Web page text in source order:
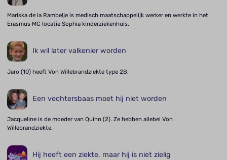
Mariska de la Rambelje is medisch maatschappelijk werker en werkte in het
Erasmus MC locatie Sophia kinderziekenhuis.
Ik wil later valkenier worden
Jaro (10) heeft Von Willebrandziekte type 2B.
Een vechtersbaas moet hij niet worden
Jacqueline is de moeder van Quinn (2). Ze hebben allebei Von
Willebrandziekte.
Hij heeft een ziekte, maar hij is niet zielig